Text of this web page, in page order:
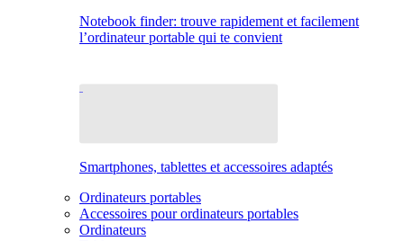
Notebook finder: trouve rapidement et facilement
l’ordinateur portable qui te convient
Smartphones, tablettes et accessoires adaptés
Ordinateurs portables
Accessoires pour ordinateurs portables
Ordinateurs